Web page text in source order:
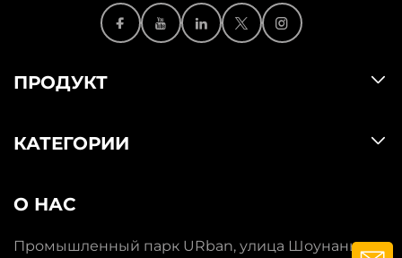
ПРОДУКТ
КАТЕГОРИИ
О НАС
Промышленный парк URban, улица Шоунань,